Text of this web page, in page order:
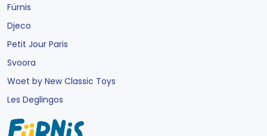
Fürnis
Djeco
Petit Jour Paris
Svoora
Woet by New Classic Toys
Les Deglingos